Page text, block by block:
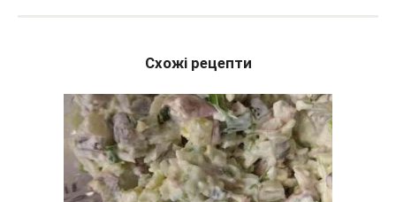
Схожі рецепти